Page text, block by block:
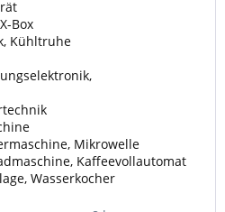
Box
Kühltruhe
Mikrowelle
Kaffeevollautomat
Wasserkocher